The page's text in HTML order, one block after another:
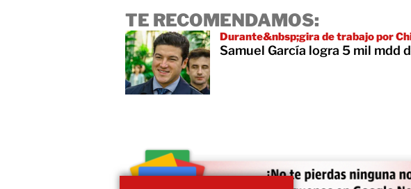
TE RECOMENDAMOS:
Durante&nbsp;gira de trabajo por
Samuel García logra 5 mil mdd